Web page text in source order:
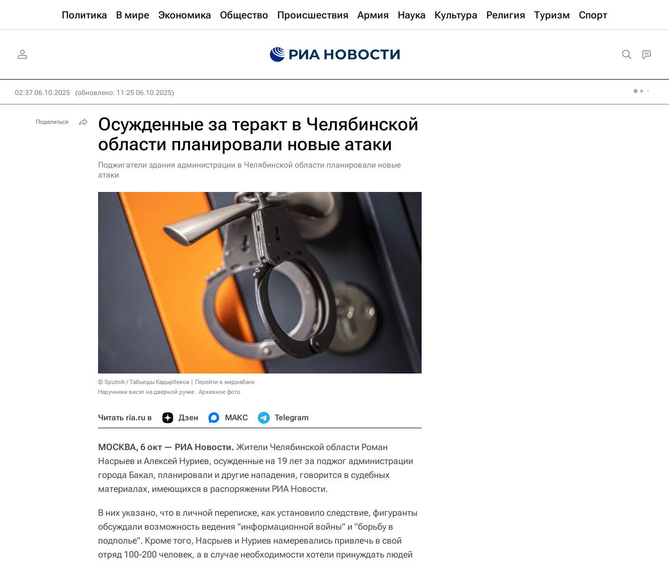
Политика В мире Экономика Общество Происшествия Армия Наука Культура Религия Туризм Спорт
02:37 06.10.2025 (обновлено: 11:25 06.10.2025)
Осужденные за теракт в Челябинской
области планировали новые атаки
Поджигатели здания администрации в Челябинской области планировали новые
атаки
© Sputnik / Табылды Кадырбеков
Перейти в медиабанк
Наручники висят на дверной ручке . Архивное фото
Читать ria.ru в Дзен МАКС Telegram
МОСКВА, 6 окт — РИА Новости. Жители Челябинской области Роман
Насрыев и Алексей Нуриев, осужденные на 19 лет за поджог администрации
города Бакал, планировали и другие нападения, говорится в судебных
материалах, имеющихся в распоряжении РИА Новости.
В них указано, что в личной переписке, как установило следствие, фигуранты
обсуждали возможность ведения "информационной войны" и "борьбу в
подполье". Кроме того, Насрыев и Нуриев намеревались привлечь в свой
отряд 100-200 человек, а в случае необходимости хотели принуждать людей
Поделиться